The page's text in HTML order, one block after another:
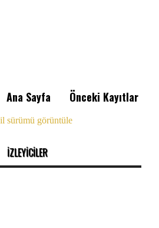
Önceki Kayıtlar
Ana Sayfa
sürümü görüntüle
İZLEYİCİLER